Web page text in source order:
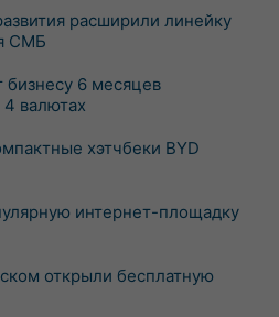
расширили линейку
СМБ
бизнесу 6 месяцев
валютах
хэтчбеки BYD
интернет-площадку
открыли бесплатную